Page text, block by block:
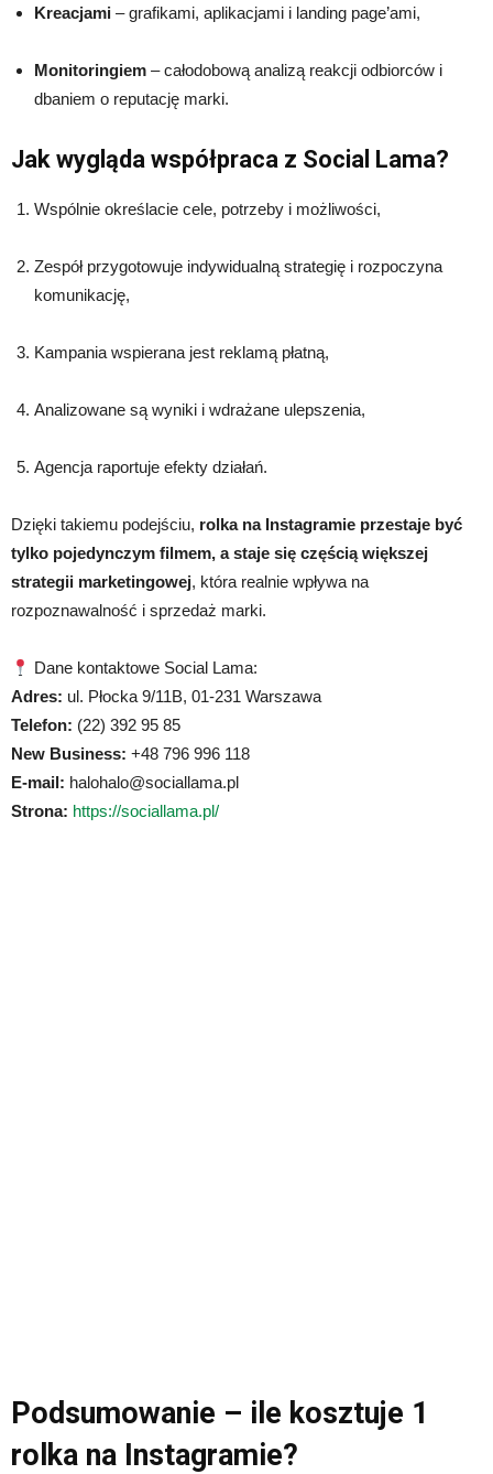
Kreacjami – grafikami, aplikacjami i landing page’ami,
Monitoringiem – całodobową analizą reakcji odbiorców i
dbaniem o reputację marki.
Jak wygląda współpraca z Social Lama?
Wspólnie określacie cele, potrzeby i możliwości,
Zespół przygotowuje indywidualną strategię i rozpoczyna
komunikację,
Kampania wspierana jest reklamą płatną,
Analizowane są wyniki i wdrażane ulepszenia,
Agencja raportuje efekty działań.
Dzięki takiemu podejściu, rolka na Instagramie przestaje być
tylko pojedynczym filmem, a staje się częścią większej
strategii marketingowej, która realnie wpływa na
rozpoznawalność i sprzedaż marki.
Dane kontaktowe Social Lama:
Adres: ul. Płocka 9/11B, 01-231 Warszawa
Telefon: (22) 392 95 85
New Business: +48 796 996 118
E-mail: halohalo@sociallama.pl
Strona: https://sociallama.pl/
Podsumowanie – ile kosztuje 1
rolka na Instagramie?